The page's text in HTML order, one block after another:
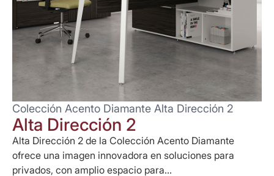
Colección Acento Diamante Alta Dirección 2
Alta Dirección 2
Alta Dirección 2 de la Colección Acento Diamante
ofrece una imagen innovadora en soluciones para
privados, con amplio espacio para...